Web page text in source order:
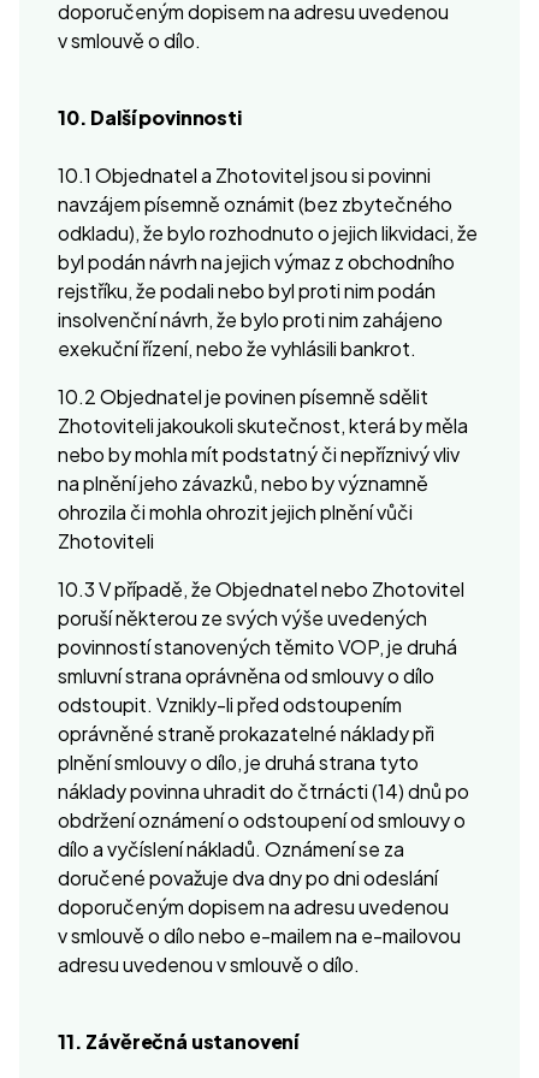
doporučeným dopisem na adresu uvedenou
v smlouvě o dílo.
10. Další povinnosti
10.1 Objednatel a Zhotovitel jsou si povinni
navzájem písemně oznámit (bez zbytečného
odkladu), že bylo rozhodnuto o jejich likvidaci, že
byl podán návrh na jejich výmaz z obchodního
rejstříku, že podali nebo byl proti nim podán
insolvenční návrh, že bylo proti nim zahájeno
exekuční řízení, nebo že vyhlásili bankrot.
10.2 Objednatel je povinen písemně sdělit
Zhotoviteli jakoukoli skutečnost, která by měla
nebo by mohla mít podstatný či nepříznivý vliv
na plnění jeho závazků, nebo by významně
ohrozila či mohla ohrozit jejich plnění vůči
Zhotoviteli
10.3 V případě, že Objednatel nebo Zhotovitel
poruší některou ze svých výše uvedených
povinností stanovených těmito VOP, je druhá
smluvní strana oprávněna od smlouvy o dílo
odstoupit. Vznikly-li před odstoupením
oprávněné straně prokazatelné náklady při
plnění smlouvy o dílo, je druhá strana tyto
náklady povinna uhradit do čtrnácti (14) dnů po
obdržení oznámení o odstoupení od smlouvy o
dílo a vyčíslení nákladů. Oznámení se za
doručené považuje dva dny po dni odeslání
doporučeným dopisem na adresu uvedenou
v smlouvě o dílo nebo e-mailem na e-mailovou
adresu uvedenou v smlouvě o dílo.
11. Závěrečná ustanovení